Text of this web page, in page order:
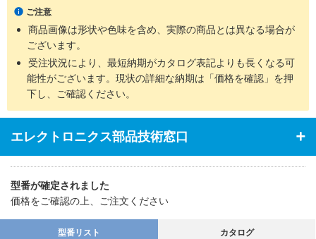
ご注意
商品画像は形状や色味を含め、実際の商品とは異なる場合が
ございます。
受注状況により、最短納期がカタログ表記よりも長くなる可
能性がございます。現状の詳細な納期は「価格を確認」を押
下し、ご確認ください。
エレクトロニクス部品技術窓口
型番が確定されました
価格をご確認の上、ご注文ください
型番リスト カタログ